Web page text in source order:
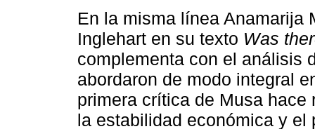
En la misma línea Anamarija
Inglehart en su texto Was
complementa con el análisis
abordaron de modo integral
primera crítica de Musa
la estabilidad económica y